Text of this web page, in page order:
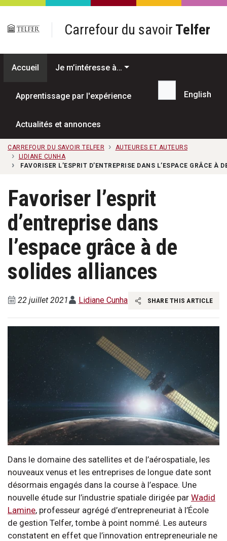
Passer au contenu principal
Carrefour du savoir Telfer
Accueil Je m’intéresse à…
Apprentissage par l'expérience
Actualités et annonces
Recherche...
English
CARREFOUR DU SAVOIR TELFER
AUTEURES ET AUTEURS
LIDIANE CUNHA
FAVORISER L’ESPRIT D’ENTREPRISE DANS L’ESPACE GRÂCE À
Favoriser l’esprit
d’entreprise dans
l’espace grâce à de
solides alliances
22 juillet 2021 Lidiane Cunha SHARE THIS ARTICLE
Dans le domaine des satellites et de l’aérospatiale, les
nouveaux venus et les entreprises de longue date sont
désormais engagés dans la course à l’espace. Une
nouvelle étude sur l’industrie spatiale dirigée par Wadid
Lamine, professeur agrégé d’entrepreneuriat à l’École
de gestion Telfer, tombe à point nommé. Les auteurs
constatent en effet que l’innovation entrepreneuriale ne